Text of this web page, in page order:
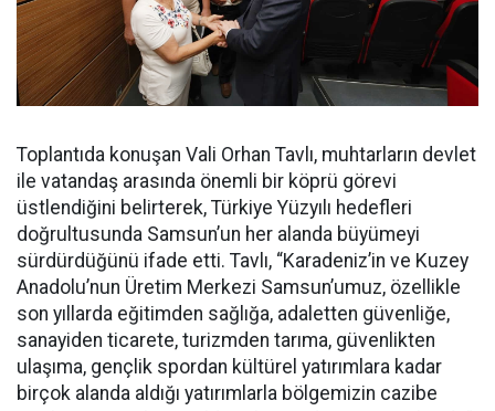
Toplantıda konuşan Vali Orhan Tavlı, muhtarların devlet
ile vatandaş arasında önemli bir köprü görevi
üstlendiğini belirterek, Türkiye Yüzyılı hedefleri
doğrultusunda Samsun’un her alanda büyümeyi
sürdürdüğünü ifade etti. Tavlı, “Karadeniz’in ve Kuzey
Anadolu’nun Üretim Merkezi Samsun’umuz, özellikle
son yıllarda eğitimden sağlığa, adaletten güvenliğe,
sanayiden ticarete, turizmden tarıma, güvenlikten
ulaşıma, gençlik spordan kültürel yatırımlara kadar
birçok alanda aldığı yatırımlarla bölgemizin cazibe